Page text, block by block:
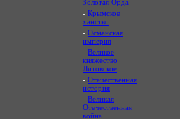
Золотая Орда
- Крымское
ханство
- Османская
империя
- Великое
княжество
Литовское
- Отечественная
история
- Великая
Отечественная
война